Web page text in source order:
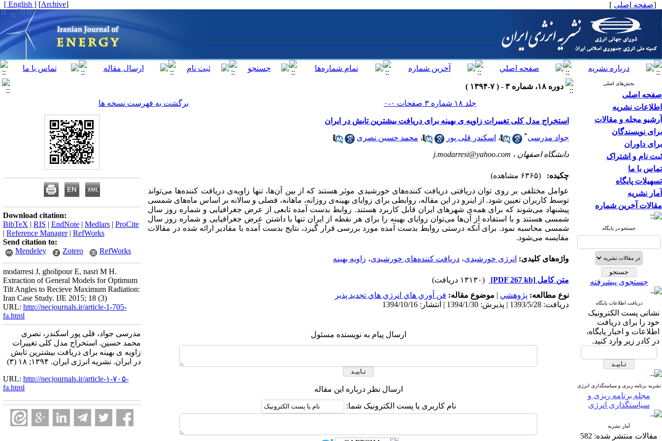
[صفحه اصلی ]
[
Archive
]
[ English ]
بخش‌های اصلی
صفحه اصلی
اطلاعات نشریه
آرشیو مجله و مقالات
برای نویسندگان
برای داوران
ثبت نام و اشتراک
تماس با ما
تسهیلات پایگاه
آمار نشریه
مقالات آخرین شماره
جستجو در پایگاه
جستجوی پیشرفته
دریافت اطلاعات پایگاه
نشانی پست الکترونیک
خود را برای دریافت
اطلاعات و اخبار پایگاه،
در کادر زیر وارد کنید.
نشریه برنامه ریزی و سیاستگذاری انرژی
مجله برنامه ریزی و
سیاستگذاری انرژی
آمار نشریه
مقالات منتشر شده: 582
دوره ۱۸، شماره ۳ - ( ۷-۱۳۹۴ )
جلد ۱۸ شماره ۳ صفحات ۰-۰
برگشت به فهرست نسخه ها
استخراج مدل کلی تغییرات زاویه ی بهینه برای دریافت بیشترین تابش در ایران
جواد مدرسی* ، اسکندر قلی پور ، محمد حسین نصری
دانشگاه اصفهان ، j.modarresi@yahoo.com
چکیده:
(۶۳۶۵ مشاهده)
عوامل مختلفی بر روی توان دریافتی دریافت کننده‌های خورشیدی موثر هستند که از بین آن‌ها، تنها زاویه‌ی دریافت کننده‌ها می‌تواند
توسط کاربران تعیین شود. از اینرو در این مقاله، روابطی برای زوایای بهینه‌ی روزانه، ماهانه، فصلی و سالانه بر اساس ماه‌های شمسی
پیشنهاد می‌شوند که برای همه‌ی شهرهای ایران قابل کاربرد هستند. روابط بدست آمده تابعی از عرض جغرافیایی و شماره روز سال
شمسی هستند و با استفاده از آن‌ها می‌توان زوایا‌ی بهینه را برای هر نقطه از ایران تنها با داشتن عرض جغرافیایی و شماره روز سال
شمسی محاسبه نمود. برای آنکه درستی روابط بدست آمده مورد بررسی قرار گیرد، نتایج بدست آمده با مقادیر ارائه شده در مقالات
مقایسه می‌شود.
واژه‌های کلیدی: انرژی خورشیدی، دریافت کننده‌های خورشیدی، زاویه بهینه
متن کامل [PDF 267 kb]
(۱۳۱۳۰ دریافت)
نوع مطالعه: پژوهشي | موضوع مقاله: فن آوري هاي انرژي هاي تجديد پذير
دریافت: 1393/5/28 | پذیرش: 1394/1/30 | انتشار: 1394/10/16
ارسال پیام به نویسنده مسئول
ارسال نظر درباره این مقاله
نام کاربری یا پست الکترونیک شما:
Download citation:
BibTeX | RIS | EndNote | Medlars | ProCite
| Reference Manager| RefWorks
Send citation to:
Mendeley
Zotero RefWorks
modarresi J, gholipour E, nasri M H.
Extraction of General Models for Optimum
Tilt Angles to Recieve Maximum Radiation:
Iran Case Study. IJE 2015; 18 (3)
URL: http://necjournals.ir/article-1-705-
fa.html
مدرسی جواد، قلی پور اسکندر، نصری
محمد حسین. استخراج مدل کلی تغییرات
زاویه ی بهینه برای دریافت بیشترین تابش
در ایران. نشریه انرژی ایران. ۱۳۹۴; ۱۸ (۳)
URL: http://necjournals.ir/article-۱-۷۰۵-
fa.html